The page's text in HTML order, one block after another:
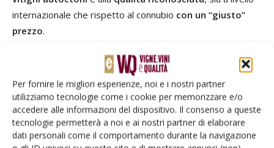
Per fornire le migliori esperienze, noi e i nostri partner
utilizziamo tecnologie come i cookie per memorizzare e/o
accedere alle informazioni del dispositivo. Il consenso a queste
tecnologie permetterà a noi e ai nostri partner di elaborare
dati personali come il comportamento durante la navigazione
internazionale che rispetto al connubio con un “giusto”
prezzo.
Nomisma Wine Monitor
Facebook Twitter